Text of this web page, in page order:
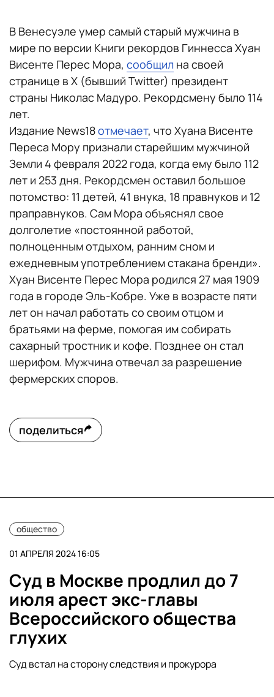
В Венесуэле умер самый старый мужчина в
мире по версии Книги рекордов Гиннесса Хуан
Висенте Перес Мора, сообщил на своей
странице в X (бывший Twitter) президент
страны Николас Мадуро. Рекордсмену было 114
лет.
Издание News18отмечает, что Хуана Висенте
Переса Мору признали старейшим мужчиной
Земли 4 февраля 2022 года, когда ему было 112
лет и 253 дня. Рекордсмен оставил большое
потомство: 11 детей, 41 внука, 18 правнуков и 12
праправнуков. Сам Мора объяснял свое
долголетие «постоянной работой,
полноценным отдыхом, ранним сном и
ежедневным употреблением стакана бренди».
Хуан Висенте Перес Мора родился 27 мая 1909
года в городе Эль-Кобре. Уже в возрасте пяти
лет он начал работать со своим отцом и
братьями на ферме, помогая им собирать
сахарный тростник и кофе. Позднее он стал
шерифом. Мужчина отвечал за разрешение
фермерских споров.
поделиться
общество
01 АПРЕЛЯ 2024 16:05
Суд в Москве продлил до 7
июля арест экс-главы
Всероссийского общества
глухих
Суд встал на сторону следствия и прокурора